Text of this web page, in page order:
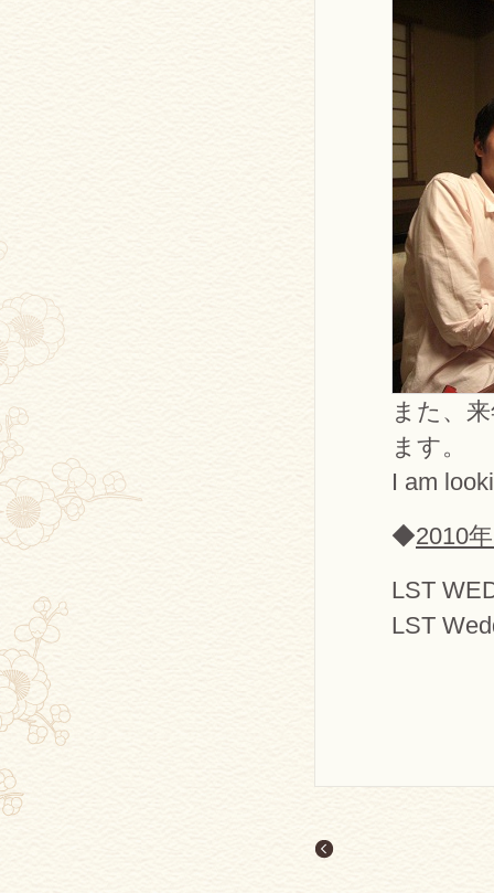
また、
ます。
I am
◆2010
LST
LST